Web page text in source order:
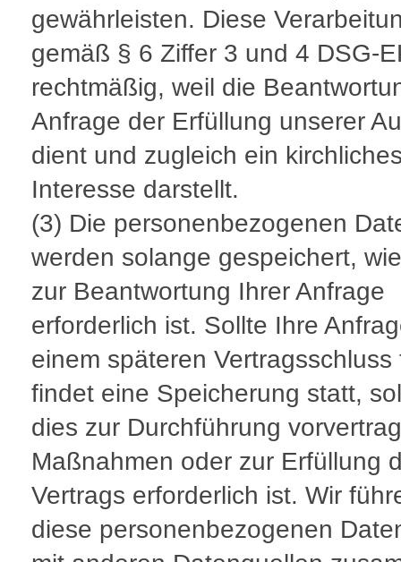
gewährleisten. Diese
gemäß § 6 Ziffer 3 und 4 DSG-
rechtmäßig, weil die
Anfrage der Erfüllung unserer
dient und zugleich ein
Interesse darstellt.
(3) Die personenbezogenen
werden solange gespeichert,
zur Beantwortung Ihrer Anfrage
erforderlich ist. Sollte Ihre
einem späteren Vertragsschluss
findet eine Speicherung statt,
dies zur Durchführung
Maßnahmen oder zur Erfüllung
Vertrags erforderlich ist. Wir
diese personenbezogenen